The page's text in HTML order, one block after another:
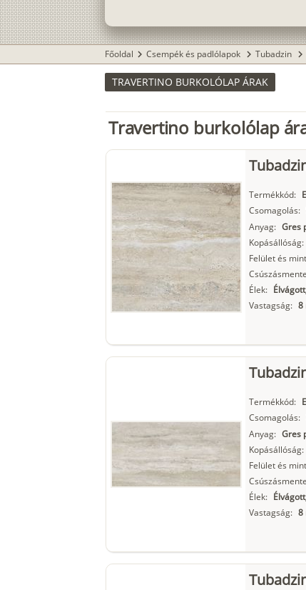
Főoldal chevron_right Csempék és padlólapok chevron_right Tubadzin chevron_right
TRAVERTINO BURKOLÓLAP ÁRAK
Travertino burkolólap
Termékkód:
Csomagolás:
Anyag: Gres
Kopásállóság:
Felület és
Élek:
Vastagság: 8
Termékkód:
Csomagolás:
Anyag: Gres
Kopásállóság:
Felület és
Élek:
Vastagság: 8